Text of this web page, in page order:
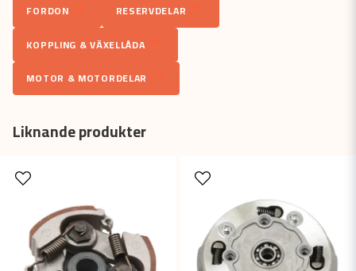
Liknande produkter
nameNamn
emailMejladress
Ja, ni får publicera min fråga
FORDON
RESERVDELAR
KOPPLING & VÄXELLÅDA
MOTOR & MOTORDELAR